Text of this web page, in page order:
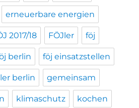
erneuerbare energien
2017/18 FÖJler föj
berlin föj einsatzstellen
berlin gemeinsam
klimaschutz kochen